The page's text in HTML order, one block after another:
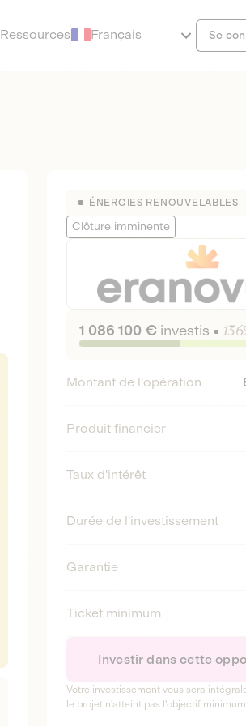
Ressources Français Se
ÉNERGIES RENOUVELABLES
Clôture imminente
1 086 100 € investis
Montant de l'opération
Produit financier
Taux d'intérêt
Durée de l'investissement
Garantie
Ticket minimum
Investir dans cette
Votre investissement vous sera
le projet n'atteint pas l'objectif